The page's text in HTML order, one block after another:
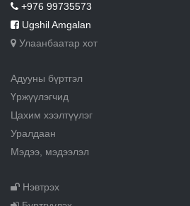
+976 99735573
Ugshil Amgalan
Улаанбаатар хот
Адууны бүртгэл
Үржүүлэгчид
Цахим хээлтүүлэг
Уралдаан
Мэдээ, мэдээлэл
Нэвтрэх